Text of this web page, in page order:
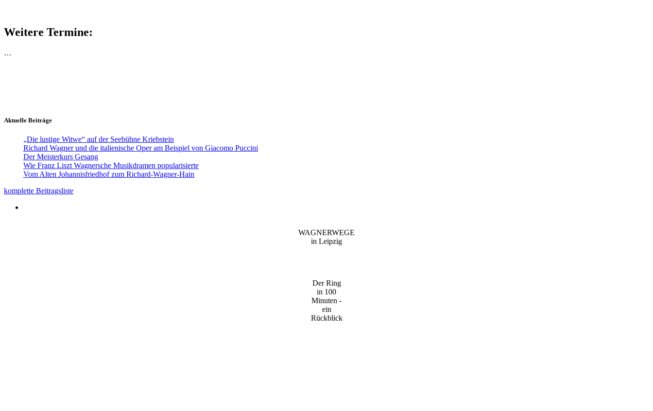
Weitere Termine:
…
Aktuelle Beiträge
„Die lustige Witwe“ auf der Seebühne Kriebstein
Richard Wagner und die italienische Oper am Beispiel von Giacomo Puccini
Der Meisterkurs Gesang
Wie Franz Liszt Wagnersche Musikdramen popularisierte
Vom Alten Johannisfriedhof zum Richard-Wagner-Hain
komplette Beitragsliste
WAGNERWEGE
in Leipzig
Der Ring
in 100
Minuten -
ein
Rückblick